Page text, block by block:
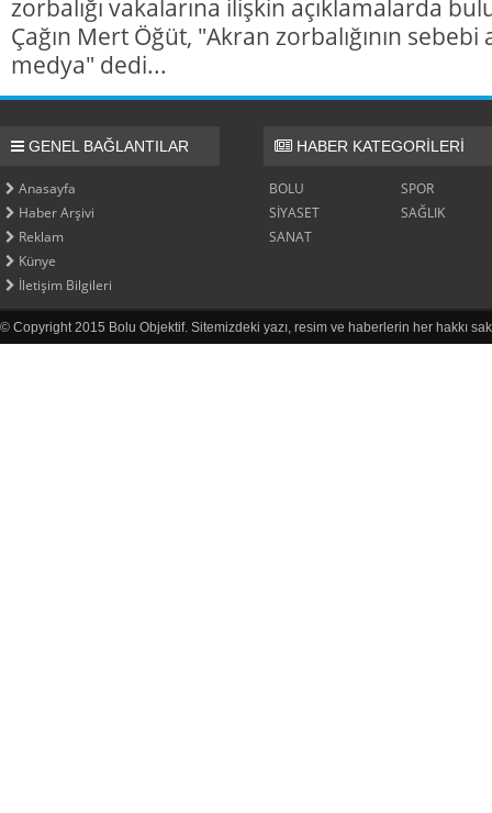
zorbalığı vakalarına ilişkin açıklamalarda
Çağın Mert Öğüt, "Akran zorbalığının
medya" dedi...
GENEL BAĞLANTILAR
Anasayfa
Haber Arşivi
Reklam
Künye
İletişim Bilgileri
HABER KATEGORİLERİ
BOLU
SPOR
SİYASET
SAĞLIK
SANAT
© Copyright 2015 Bolu Objektif. Sitemizdeki yazı, resim ve haberlerin her hakkı